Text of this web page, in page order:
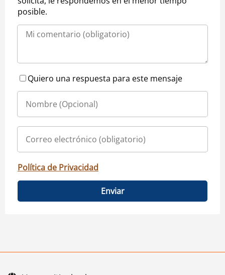
posible.
Quiero una respuesta para este mensaje
Política de Privacidad
Enviar